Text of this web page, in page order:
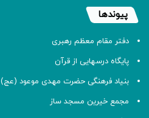
پیوندها
دفتر مقام معظم رهبری
پایگاه درسهایی از قرآن
بنیاد فرهنگی حضرت مهدی موعود (عج)
مجمع خیرین مسجد ساز